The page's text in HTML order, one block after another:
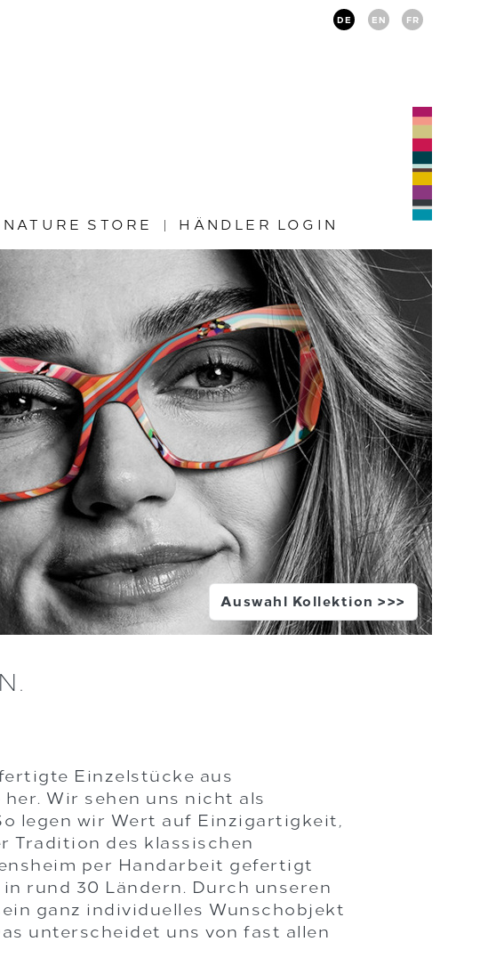
DE EN FR
STORE HÄNDLER LOGIN
Auswahl Kollektion >>>
Einzelstücke aus
Wir sehen uns nicht als
legen wir Wert auf Einzigartigkeit,
Tradition des klassischen
per Handarbeit gefertigt
rund 30 Ländern. Durch unseren
ganz individuelles Wunschobjekt
unterscheidet uns von fast allen